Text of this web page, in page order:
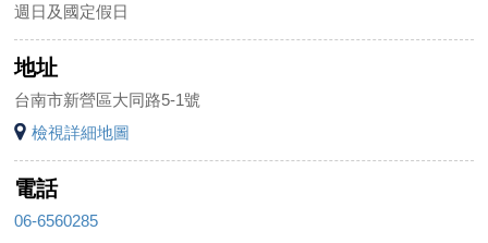
週日及國定假日
地址
台南市新營區大同路5-1號
檢視詳細地圖
電話
06-6560285